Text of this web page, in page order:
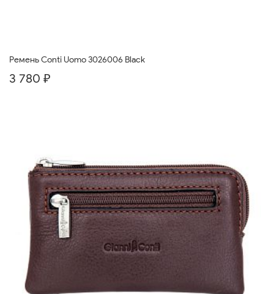
Ремень Conti Uomo 3026006 Black
3 780 ₽